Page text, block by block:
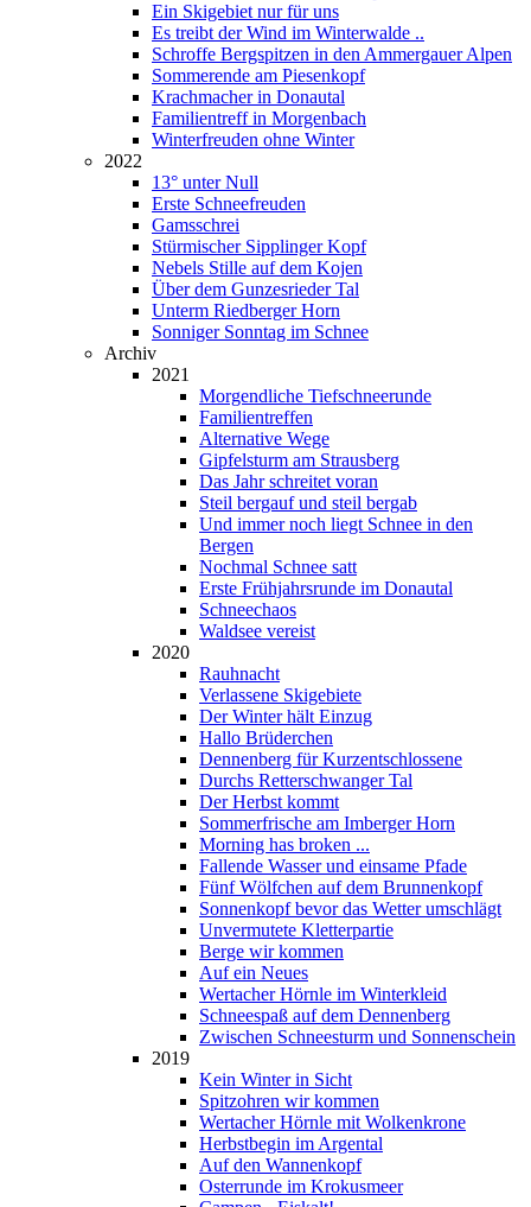
Ein Skigebiet nur für uns
Es treibt der Wind im Winterwalde ..
Schroffe Bergspitzen in den Ammergauer Alpen
Sommerende am Piesenkopf
Krachmacher in Donautal
Familientreff in Morgenbach
Winterfreuden ohne Winter
2022
13° unter Null
Erste Schneefreuden
Gamsschrei
Stürmischer Sipplinger Kopf
Nebels Stille auf dem Kojen
Über dem Gunzesrieder Tal
Unterm Riedberger Horn
Sonniger Sonntag im Schnee
Archiv
2021
Morgendliche Tiefschneerunde
Familientreffen
Alternative Wege
Gipfelsturm am Strausberg
Das Jahr schreitet voran
Steil bergauf und steil bergab
Und immer noch liegt Schnee in den
Bergen
Nochmal Schnee satt
Erste Frühjahrsrunde im Donautal
Schneechaos
Waldsee vereist
2020
Rauhnacht
Verlassene Skigebiete
Der Winter hält Einzug
Hallo Brüderchen
Dennenberg für Kurzentschlossene
Durchs Retterschwanger Tal
Der Herbst kommt
Sommerfrische am Imberger Horn
Morning has broken ...
Fallende Wasser und einsame Pfade
Fünf Wölfchen auf dem Brunnenkopf
Sonnenkopf bevor das Wetter umschlägt
Unvermutete Kletterpartie
Berge wir kommen
Auf ein Neues
Wertacher Hörnle im Winterkleid
Schneespaß auf dem Dennenberg
Zwischen Schneesturm und Sonnenschein
2019
Kein Winter in Sicht
Spitzohren wir kommen
Wertacher Hörnle mit Wolkenkrone
Herbstbegin im Argental
Auf den Wannenkopf
Osterrunde im Krokusmeer